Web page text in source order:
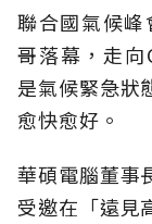
聯合國氣候峰
哥落幕，走向
是氣候緊急狀
愈快愈好。
華碩電腦董事
受邀在「遠見